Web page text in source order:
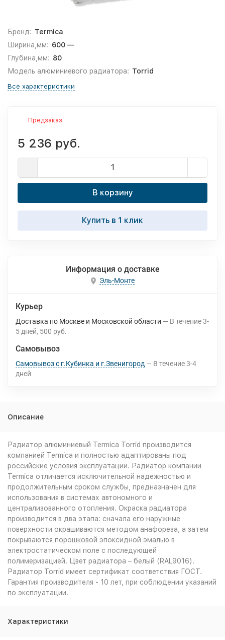
Бренд: Termica
Ширина,мм: 600 —
Глубина,мм: 80
Модель алюминиевого радиатора: Torrid
Все характеристики
Предзаказ
5 236 руб.
В корзину
Купить в 1 клик
Информация о доставке
Эль-Монте
Курьер
Доставка по Москве и Московской области В течение3-
5 дней 500 руб.
Самовывоз
Самовывоз с г.Кубинка и г.Звенигород В течение3-4
дней
Описание
Радиатор алюминиевый Termica Torrid производится
компанией Termica и полностью адаптированы под
российские условия эксплуатации. Радиатор компании
Termica отличается исключительной надежностью и
продолжительным сроком службы, предназначен для
использования в системах автономного и
централизованного отопления. Окраска радиатора
производится в два этапа: сначала его наружные
поверхности окрашиваются методом анафореза, а затем
покрываются порошковой эпоксидной эмалью в
электростатическом поле с последующей
полимеризацией. Цвет радиатора – белый (RAL9016).
Радиатор Torrid имеет сертификат соответствия ГОСТ.
Гарантия производителя - 10 лет, при соблюдении указаний
по эксплуатации.
Характеристики